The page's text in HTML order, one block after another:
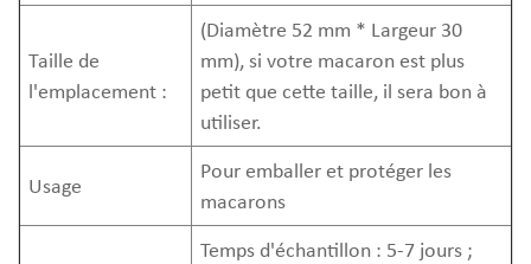
Taille de
l'emplacement :
(Diamètre 52 mm * Largeur 30
mm), si votre macaron est plus
petit que cette taille, il sera bon à
utiliser.
Usage
Pour emballer et protéger les
macarons
Temps d'échantillon : 5-7 jours ;